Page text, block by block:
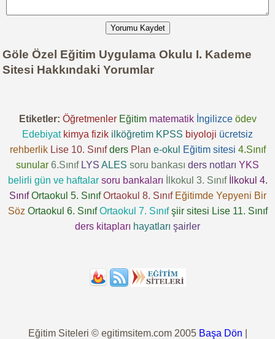
Yorumu Kaydet
Göle Özel Eğitim Uygulama Okulu I. Kademe
Sitesi Hakkındaki Yorumlar
Etiketler: Öğretmenler Eğitim matematik İngilizce ödev
Edebiyat kimya fizik ilköğretim KPSS biyoloji ücretsiz
rehberlik Lise 10. Sınıf ders Plan e-okul Eğitim sitesi 4.Sınıf
sunular 6.Sınıf LYS ALES soru bankası ders notları YKS
belirli gün ve haftalar soru bankaları İlkokul 3. Sınıf
İlkokul 4.
Sınıf Ortaokul 5. Sınıf Ortaokul 8. Sınıf Eğitimde Yepyeni Bir
Söz Ortaokul 6. Sınıf Ortaokul 7. Sınıf şiir sitesi Lise 11. Sınıf
ders kitapları hayatları şairler
Eğitim Siteleri © egitimsitem.com 2005 Başa Dön